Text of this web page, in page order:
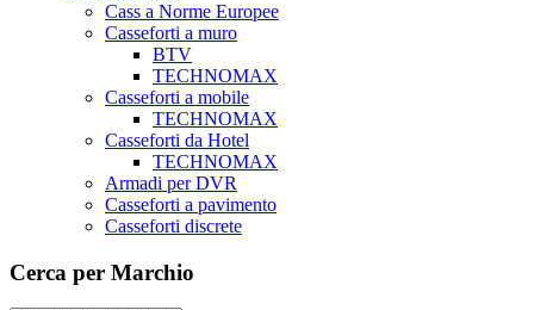
Cass a Norme Europee
Casseforti a muro
BTV
TECHNOMAX
Casseforti a mobile
TECHNOMAX
Casseforti da Hotel
TECHNOMAX
Armadi per DVR
Casseforti a pavimento
Casseforti discrete
Cerca per Marchio